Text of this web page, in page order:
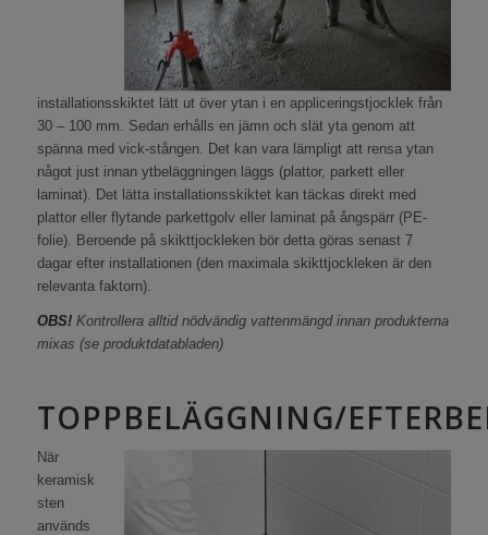
installationsskiktet lätt ut över ytan i en appliceringstjocklek från
30 – 100 mm. Sedan erhålls en jämn och slät yta genom att
spänna med vick-stången. Det kan vara lämpligt att rensa ytan
något just innan ytbeläggningen läggs (plattor, parkett eller
laminat). Det lätta installationsskiktet kan täckas direkt med
plattor eller flytande parkettgolv eller laminat på ångspärr (PE-
folie). Beroende på skikttjockleken bör detta göras senast 7
dagar efter installationen (den maximala skikttjockleken är den
relevanta faktorn).
OBS!Kontrollera alltid nödvändig vattenmängd innan produkterna
mixas (se produktdatabladen)
TOPPBELÄGGNING/
När
keramisk
sten
används